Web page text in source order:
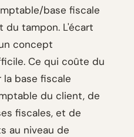
base fiscale
du tampon. L'écart
concept
Ce qui coûte du
base fiscale
du client, de
fiscales, et de
au niveau de